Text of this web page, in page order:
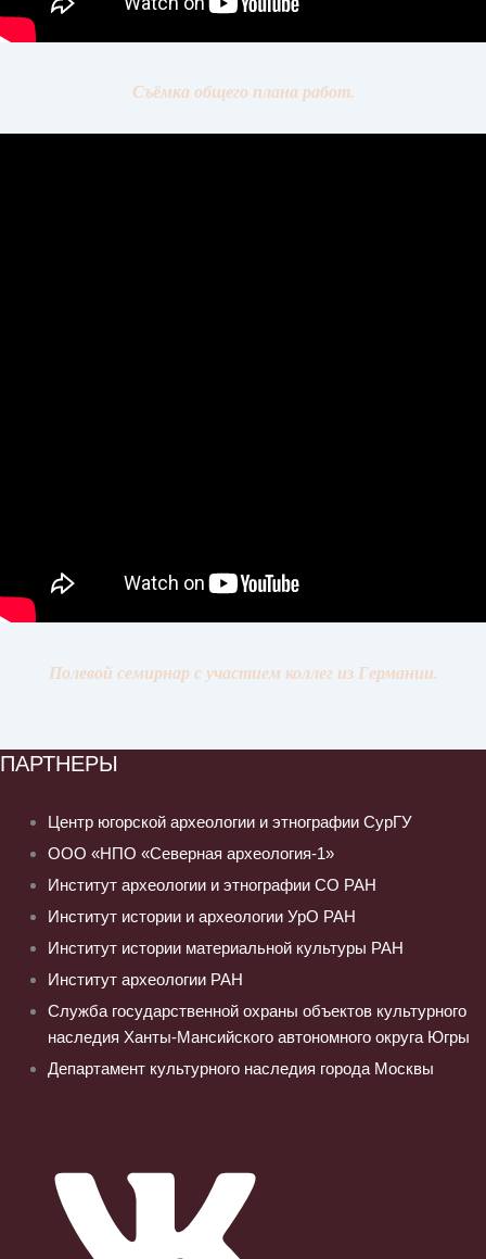
Съёмка общего плана работ.
Полевой семирнар с участием коллег из Германии.
ПАРТНЕРЫ
Центр югорской археологии и этнографии СурГУ
ООО «НПО «Северная археология-1»
Институт археологии и этнографии СО РАН
Институт истории и археологии УрО РАН
Институт истории материальной культуры РАН
Институт археологии РАН
Служба государственной охраны объектов культурного
наследия Ханты-Мансийского автономного округа Югры
Департамент культурного наследия города Москвы